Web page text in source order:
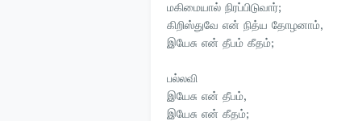
மகிமையால் நிரப்பிடுவார்;
கிறிஸ்துவே என் நித்ய தோழனாம்,
இயேசு என் தீபம் கீதம்;
பல்லவி
இயேசு என் தீபம்,
இயேசு என் கீதம்;